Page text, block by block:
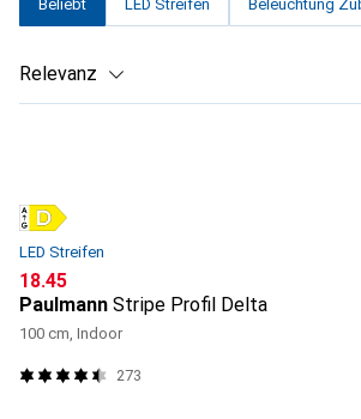
Beliebt LED Streifen Beleuchtung
Relevanz
LED Streifen
CHF
18.45
Paulmann Stripe Profil Delta
100 cm, Indoor
273